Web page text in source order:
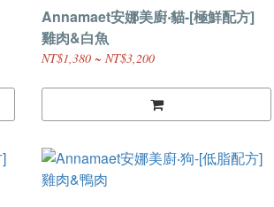
Annamaet安娜美廚‧貓-[極鮮配方]
雞肉&白魚
NT$1,380 ~ NT$3,200